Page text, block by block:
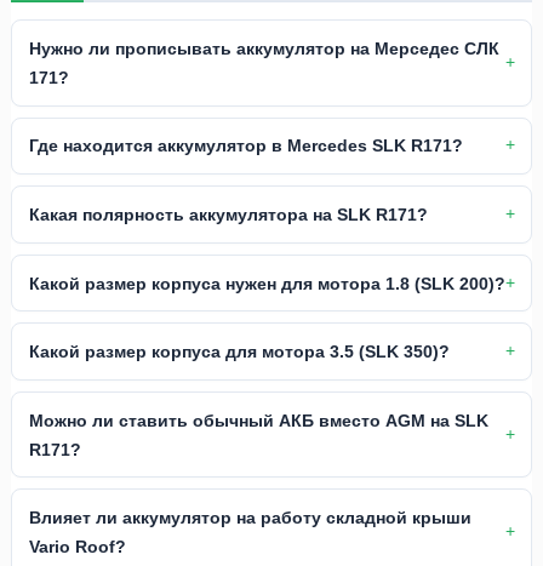
Нужно ли прописывать аккумулятор на Мерседес СЛК
171?
Где находится аккумулятор в Mercedes SLK R171?
Какая полярность аккумулятора на SLK R171?
Какой размер корпуса нужен для мотора 1.8 (SLK 200)?
Какой размер корпуса для мотора 3.5 (SLK 350)?
Можно ли ставить обычный АКБ вместо AGM на SLK
R171?
Влияет ли аккумулятор на работу складной крыши
Vario Roof?